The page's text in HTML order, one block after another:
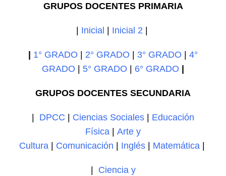
GRUPOS DOCENTES PRIMARIA
Inicial Inicial 2
1° GRADO 2° GRADO 3° GRADO
4°
GRADO
5° GRADO 6° GRADO
GRUPOS DOCENTES SECUNDARIA
DPCC Ciencias Sociales
Educación
Física
Arte y
Cultura| Comunicación Inglés| Matemática|
Ciencia y